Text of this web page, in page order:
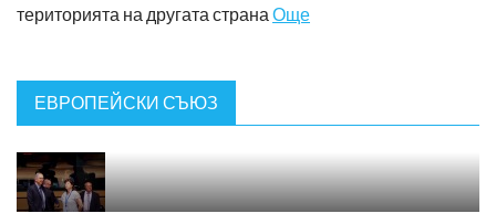
територията на другата страна Още
ЕВРОПЕЙСКИ СЪЮЗ